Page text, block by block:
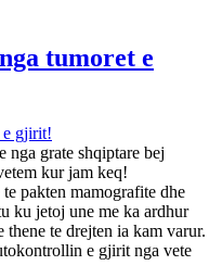
tumoret e
nga grate shqiptare bej
kur jam keq!
pakten mamografite dhe
ku jetoj une me ka ardhur
te drejten ia kam varur.
e gjirit nga vete